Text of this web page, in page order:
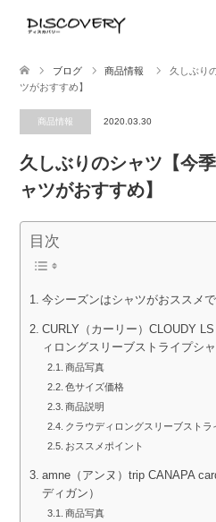
ブログ 商品情報
久しぶり
ツがおすすめ】
商品情報 2020.03.30
久しぶりのシャツ【今
ャツがおすすめ】
目次
今シーズンはシャツがおススメ
CURLY（カーリー）CLOUDY
ィロングスリーブストライプシャ
商品写真
色サイズ価格
商品説明
クラウディロングスリーブスト
おススメポイント
amne（アンヌ）trip CANAPA
ディガン）
商品写真